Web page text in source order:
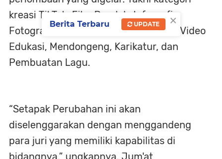
kreasi TikTok, Film Pendek, Infografis,
Fotografi, Cerpen, Artikel Jurnalistik, Video
Edukasi, Mendongeng, Karikatur, dan
Pembuatan Lagu.
“Setapak Perubahan ini akan
diselenggarakan dengan menggandeng
para juri yang memiliki kapabilitas di
×
Berita Terbaru UPDATE